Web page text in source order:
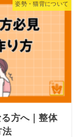
姿勢・猫背について
方へ｜整体
法